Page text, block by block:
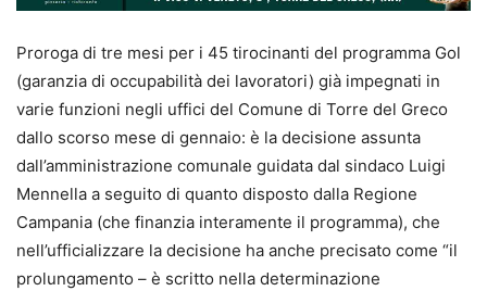
Proroga di tre mesi per i 45 tirocinanti del programma Gol
(garanzia di occupabilità dei lavoratori) già impegnati in
varie funzioni negli uffici del Comune di Torre del Greco
dallo scorso mese di gennaio: è la decisione assunta
dall’amministrazione comunale guidata dal sindaco Luigi
Mennella a seguito di quanto disposto dalla Regione
Campania (che finanzia interamente il programma), che
nell’ufficializzare la decisione ha anche precisato come “il
prolungamento – è scritto nella determinazione